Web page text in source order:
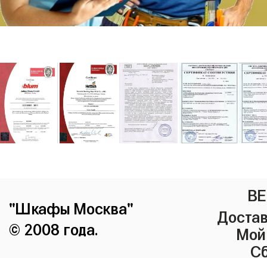
"Шкафы Москва"
© 2008 года.